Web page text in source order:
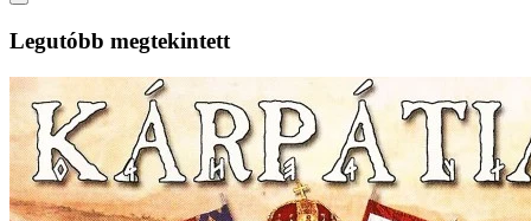
Legutóbb megtekintett